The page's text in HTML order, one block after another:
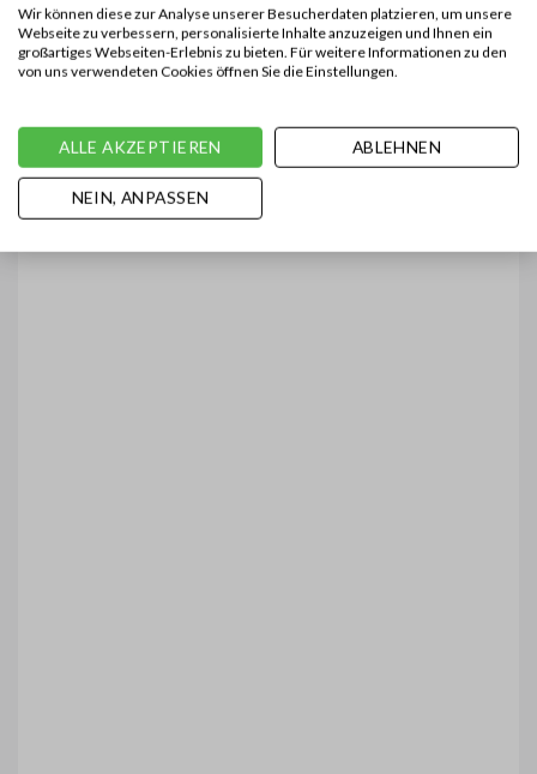
Wir können diese zur Analyse unserer Besucherdaten platzieren, um unsere
Webseite zu verbessern, personalisierte Inhalte anzuzeigen und Ihnen ein
großartiges Webseiten-Erlebnis zu bieten. Für weitere Informationen zu den
von uns verwendeten Cookies öffnen Sie die Einstellungen.
ALLE AKZEPTIEREN ABLEHNEN
NEIN, ANPASSEN